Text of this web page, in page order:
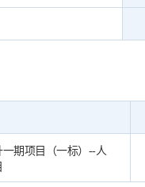
期项目（一标）--人